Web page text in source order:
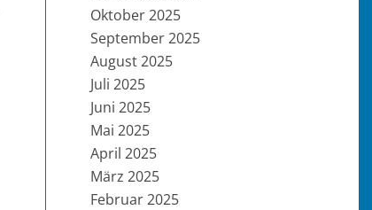
Oktober 2025
September 2025
August 2025
Juli 2025
Juni 2025
Mai 2025
April 2025
März 2025
Februar 2025